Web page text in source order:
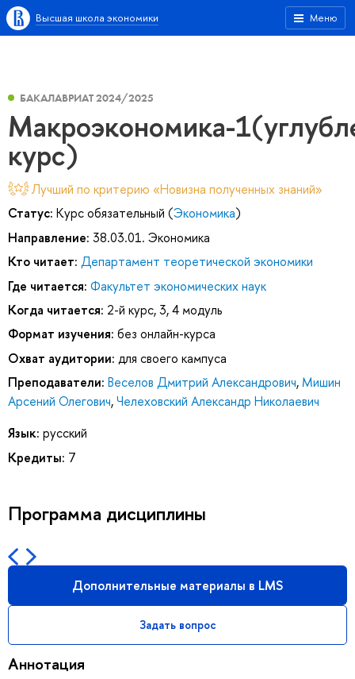
Меню
Высшая школа экономики
БАКАЛАВРИАТ 2024/2025
Макроэкономика-
курс)
Лучший по критерию «Новизна полученных знаний»
Статус: Курс обязательный (Экономика)
Направление: 38.03.01. Экономика
Кто читает: Департамент теоретической экономики
Где читается: Факультет экономических наук
Когда читается: 2-й курс, 3, 4 модуль
Формат изучения: без онлайн-курса
Охват аудитории: для своего кампуса
Преподаватели: Веселов Дмитрий Александрович, Мишин
Арсений Олегович,Челеховский Александр Николаевич
Язык: русский
Кредиты: 7
Программа дисциплины
Дополнительные материалы в LMS
Задать вопрос
Аннотация